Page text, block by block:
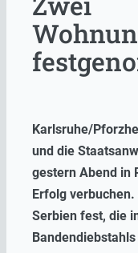
Karlsruhe/
und die
gestern Abend in
Erfolg
Serbien fest, die